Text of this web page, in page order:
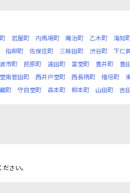
岩屋町 内馬場町 庵治町 乙木町 海知
指柳町 佐保庄町 三昧田町 渋谷町 下仁
市町 苣原町 遠田町 富堂町 豊井町 豊
南菅田町 西井戸堂町 西長柄町 檜垣町
町 守目堂町 森本町 柳本町 山田町 吉
さい。